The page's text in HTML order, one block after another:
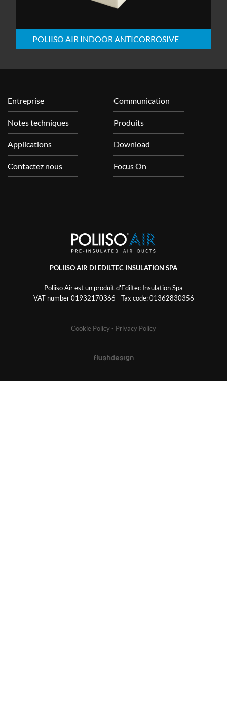
POLIISO AIR INDOOR ANTICORROSIVE
Entreprise Communication
Notes techniques Produits
Applications Download
Contactez nous Focus On
POLIISO AIR DI EDILTEC INSULATION SPA
Poliiso Air est un produit d'Ediltec Insulation Spa
VAT number 01932170366 - Tax code: 01362830356
Cookie Policy- Privacy Policy